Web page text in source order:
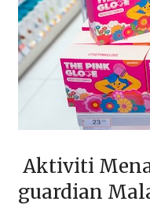
Aktiviti
guardian